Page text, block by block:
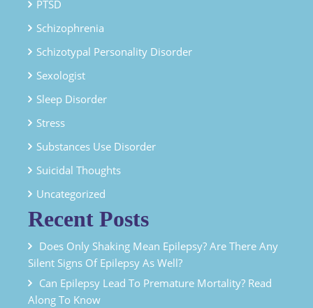
PTSD
Schizophrenia
Schizotypal Personality Disorder
Sexologist
Sleep Disorder
Stress
Substances Use Disorder
Suicidal Thoughts
Uncategorized
Recent Posts
Does Only Shaking Mean Epilepsy? Are There Any
Silent Signs Of Epilepsy As Well?
Can Epilepsy Lead To Premature Mortality? Read
Along To Know